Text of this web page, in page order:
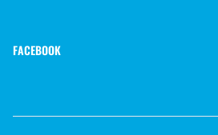
FACEBOOK